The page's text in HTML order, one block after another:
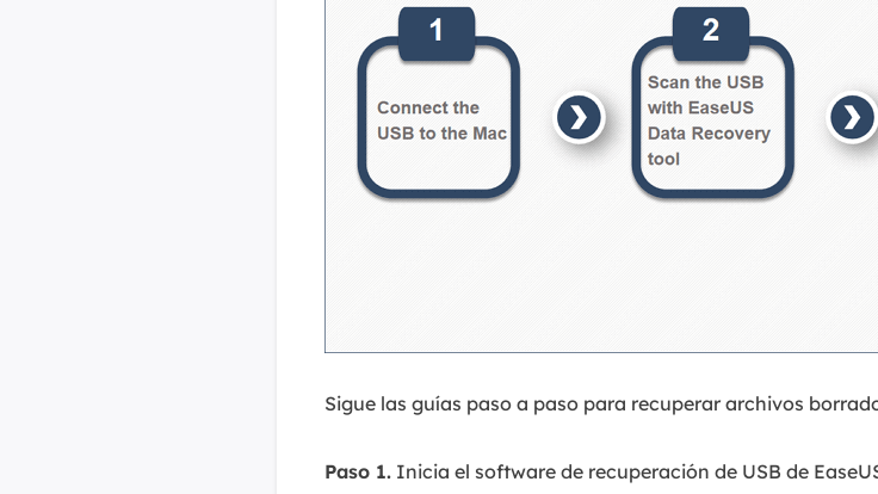
Sigue las guías paso a paso para recuperar archivos
Paso 1. Inicia el software de recuperación de USB de